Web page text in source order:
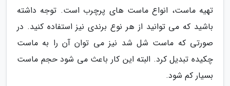
تهیه ماست، انواع ماست های پرچرب است. توجه داشته
باشید که می توانید از هر نوع برندی نیز استفاده کنید. در
صورتی که ماست شل شد نیز می توان آن را به ماست
چکیده تبدیل کرد. البته این کار باعث می شود حجم ماست
بسیار کم شود.